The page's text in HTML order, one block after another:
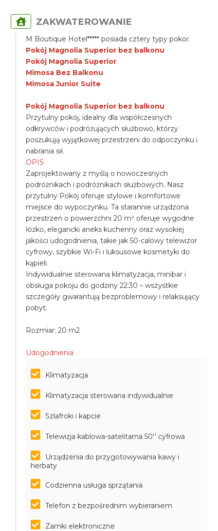
ZAKWATEROWANIE
M Boutique Hotel***** posiada cztery typy pokoi:
Pokój Magnolia Superior bez balkonu
Pokój Magnolia Superior
Mimosa Bez Balkonu
Mimosa Junior Suite
Pokój Magnolia Superior bez balkonu
Przytulny pokój, idealny dla współczesnych
odkrywców i podróżujących służbowo, którzy
poszukują wyjątkowej przestrzeni do odpoczynku i
nabrania sił.
OPIS
Zaprojektowany z myślą o nowoczesnych
podróżnikach i podróżnikach służbowych. Nasz
przytulny Pokój oferuje stylowe i komfortowe
miejsce do wypoczynku. Ta starannie urządzona
przestrzeń o powierzchni 20 m² oferuje wygodne
łóżko, elegancki aneks kuchenny oraz wysokiej
jakości udogodnienia, takie jak 50-calowy telewizor
cyfrowy, szybkie Wi-Fi i luksusowe kosmetyki do
kąpieli.
Indywidualnie sterowana klimatyzacja, minibar i
obsługa pokoju do godziny 22:30 – wszystkie
szczegóły gwarantują bezproblemowy i relaksujący
pobyt.
Rozmiar: 20 m2
Udogodnienia
Klimatyzacja
Klimatyzacja sterowana indywidualnie
Szlafroki i kapcie
Telewizja kablowa-satelitarna 50'' cyfrowa
Urządzenia do przygotowywania kawy i
herbaty
Codzienna usługa sprzątania
Telefon z bezpośrednim wybieraniem
Zamki elektroniczne